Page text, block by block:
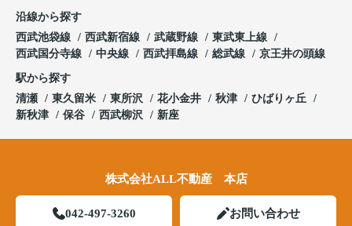
沿線から探す
西武池袋線
西武新宿線 武蔵野線
東武東上線
西武国分寺線
中央線 西武拝島線 総武線 京王井の頭線
駅から探す
清瀬
東久留米 東所沢 花小金井 秋津
ひばりヶ丘
新秋津
保谷 西武柳沢 新座
株式会社ALL不動産 本店
042-497-3260 お問い合わせ